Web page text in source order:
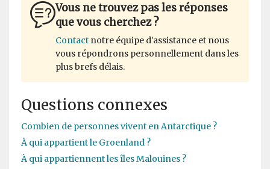
Vous ne trouvez pas les réponses
que vous cherchez ?
Contact notre équipe d'assistance et nous
vous répondrons personnellement dans les
plus brefs délais.
Questions connexes
Combien de personnes vivent en Antarctique ?
À qui appartient le Groenland ?
À qui appartiennent les îles Malouines ?